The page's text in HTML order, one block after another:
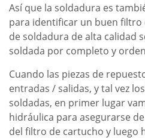
Así que la soldadura es
para identificar un buen filtro
de soldadura de alta calidad
soldada por completo y
Cuando las piezas de
entradas / salidas, y tal vez
soldadas, en primer lugar
hidráulica para asegurarse
del filtro de cartucho y luego